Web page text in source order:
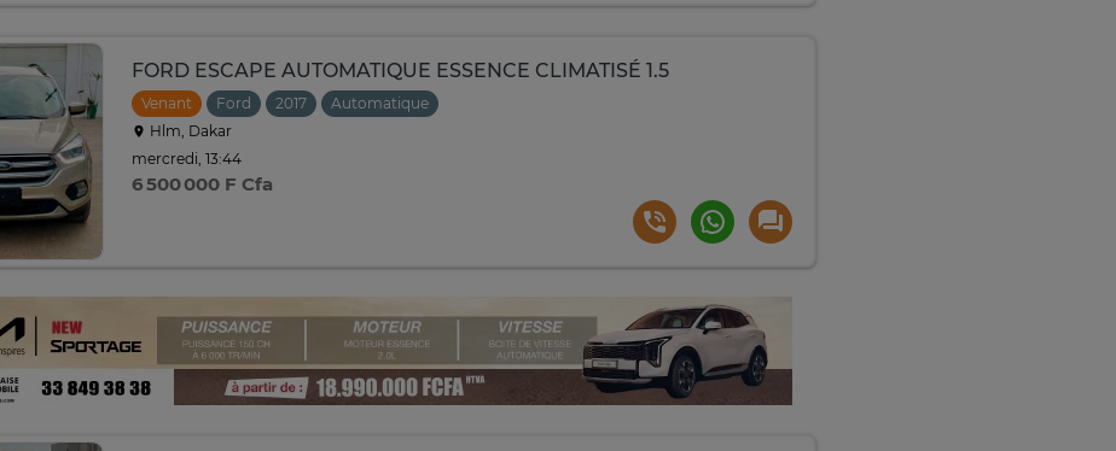
FORD ESCAPE AUTOMATIQUE ESSENCE CLIMATISÉ 1.5
Venant Ford 2017
Automatique
Hlm, Dakar
mercredi, 13:44
6 500 000 F Cfa